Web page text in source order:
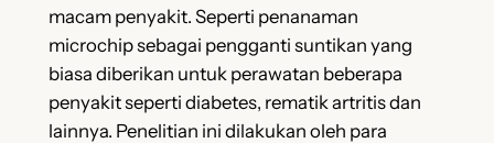
macam penyakit. Seperti penanaman
microchip sebagai pengganti suntikan yang
biasa diberikan untuk perawatan beberapa
penyakit seperti diabetes, rematik artritis dan
lainnya. Penelitian ini dilakukan oleh para